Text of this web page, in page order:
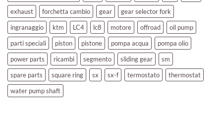
exhaust
forchetta cambio gear
gear selector fork
ingranaggio
ktm LC4 lc8 motore offroad
oil pump
parti speciali
piston pistone pompa acqua
pompa olio
power parts
ricambi segmento sliding gear
sm
spare parts
square ring sx sx-f termostato
thermostat
water pump shaft